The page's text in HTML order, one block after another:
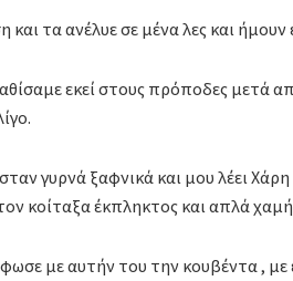
και τα ανέλυε σε μένα λες και
εκεί στους πρόποδες μετά
γυρνά ξαφνικά και μου λέει
κοίταξα έκπληκτος και απλά
με αυτήν του την κουβέντα , με